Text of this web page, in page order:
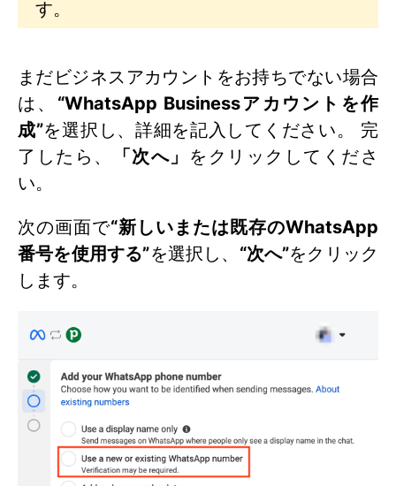
す。
まだビジネスアカウントをお持ちでない場合
は、 “WhatsApp Businessアカウントを作
成”を選択し、詳細を記入してください。 完
了したら、
「次へ」 をクリックしてくださ
い。
次の画面で“新しいまたは既存のWhatsApp
番号を使用する”を選択し、 “次へ”をクリック
します。